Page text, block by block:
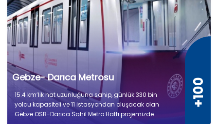
Gebze- Darıca Metrosu
15.4 km’lik hat uzunluğuna sahip, günlük 330 bin
yolcu kapasiteli ve 11 istasyondan oluşacak olan
Gebze OSB-Darıca Sahil Metro Hattı projemizde